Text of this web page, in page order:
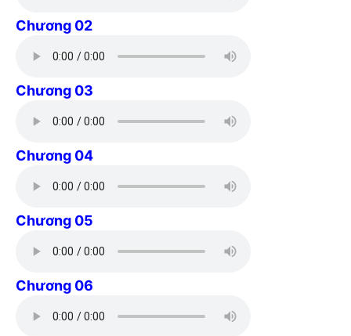
Chương 02
Chương 03
Chương 04
Chương 05
Chương 06